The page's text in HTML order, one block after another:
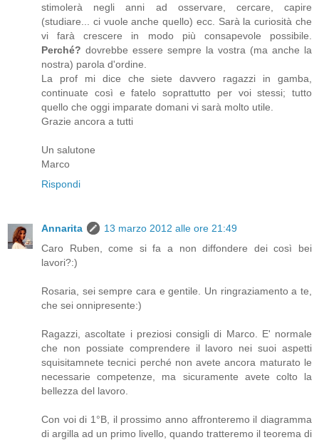
stimolerà negli anni ad osservare, cercare, capire
(studiare... ci vuole anche quello) ecc. Sarà la curiosità che
vi farà crescere in modo più consapevole possibile.
Perché? dovrebbe essere sempre la vostra (ma anche la
nostra) parola d'ordine.
La prof mi dice che siete davvero ragazzi in gamba,
continuate così e fatelo soprattutto per voi stessi; tutto
quello che oggi imparate domani vi sarà molto utile.
Grazie ancora a tutti
Un salutone
Marco
Rispondi
Annarita
13 marzo 2012 alle ore 21:49
Caro Ruben, come si fa a non diffondere dei così bei
lavori?:)
Rosaria, sei sempre cara e gentile. Un ringraziamento a te,
che sei onnipresente:)
Ragazzi, ascoltate i preziosi consigli di Marco. E' normale
che non possiate comprendere il lavoro nei suoi aspetti
squisitamnete tecnici perché non avete ancora maturato le
necessarie competenze, ma sicuramente avete colto la
bellezza del lavoro.
Con voi di 1°B, il prossimo anno affronteremo il diagramma
di argilla ad un primo livello, quando tratteremo il teorema di